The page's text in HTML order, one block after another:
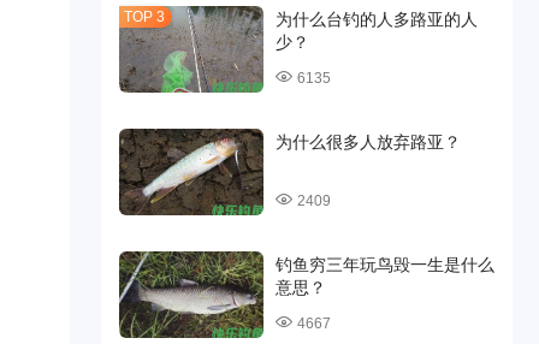
为什么台钓的人多路亚的人
少？
6135
为什么很多人放弃路亚？
2409
钓鱼穷三年玩鸟毁一生是什么
意思？
4667